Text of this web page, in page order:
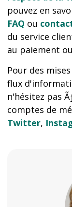
pouvez en
FAQ ou
du service
au paiement
Pour des
flux
n'hésitez pas
comptes de
Twitter,